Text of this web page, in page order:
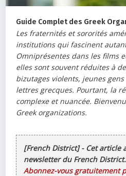
Guide Complet des Greek
Les fraternités et sororités
institutions qui fascinent
Omniprésentes dans les films
elles sont souvent réduites à
bizutages violents, jeunes
lettres grecques. Pourtant, la
complexe et nuancée.
Greek organizations.
[French District] - Cet article
newsletter du French District.
Abonnez-vous gratuitement